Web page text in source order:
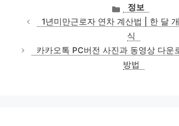
카
테
고
리
정보
1년미만근로자 연차 계산법 | 한 달
식
카카오톡 PC버전 사진과 동영상 다운
방법